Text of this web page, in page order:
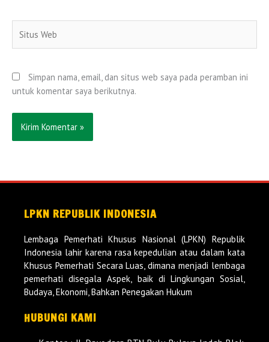
Web
Simpan nama, email, dan situs web saya pada peramban ini
untuk komentar saya berikutnya.
LPKN REPUBLIK INDONESIA
Lembaga Pemerhati Khusus Nasional (LPKN) Republik
Indonesia lahir karena rasa kepedulian atau dalam kata
Khusus Pemerhati Secara Luas, dimana menjadi lembaga
pemerhati disegala Aspek, baik di Lingkungan Sosial,
Budaya, Ekonomi, Bahkan Penegakan Hukum
HUBUNGI KAMI